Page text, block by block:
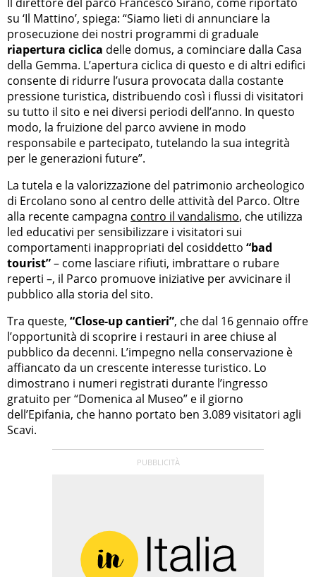
su ‘Il Mattino’, spiega: “Siamo lieti di annunciare la
prosecuzione dei nostri programmi di graduale
riapertura ciclica delle domus, a cominciare dalla Casa
della Gemma. L’apertura ciclica di questo e di altri edifici
consente di ridurre l’usura provocata dalla costante
pressione turistica, distribuendo così i flussi di visitatori
su tutto il sito e nei diversi periodi dell’anno. In questo
modo, la fruizione del parco avviene in modo
responsabile e partecipato, tutelando la sua integrità
per le generazioni future”.
La tutela e la valorizzazione del patrimonio archeologico
di Ercolano sono al centro delle attività del Parco. Oltre
alla recente campagna contro il vandalismo, che utilizza
led educativi per sensibilizzare i visitatori sui
comportamenti inappropriati del cosiddetto “bad
tourist”– come lasciare rifiuti, imbrattare o rubare
reperti –, il Parco promuove iniziative per avvicinare il
pubblico alla storia del sito.
Tra queste, “Close-up cantieri”, che dal 16 gennaio offre
l’opportunità di scoprire i restauri in aree chiuse al
pubblico da decenni. L’impegno nella conservazione è
affiancato da un crescente interesse turistico. Lo
dimostrano i numeri registrati durante l’ingresso
gratuito per “Domenica al Museo” e il giorno
dell’Epifania, che hanno portato ben 3.089 visitatori agli
Scavi.